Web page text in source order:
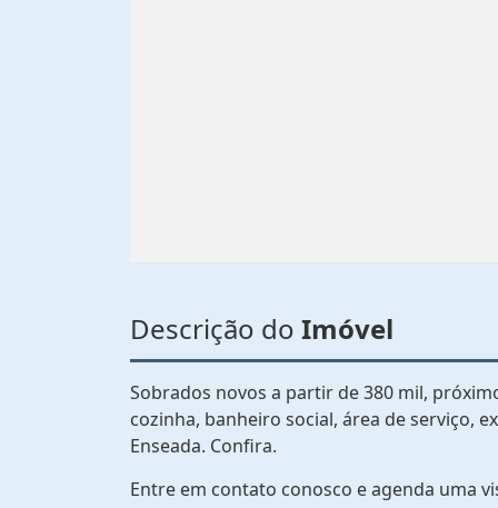
Descrição do Imóvel
Sobrados novos a partir de 380 mil,
cozinha, banheiro social, área de serviço,
Enseada. Confira.
Entre em contato conosco e agenda uma